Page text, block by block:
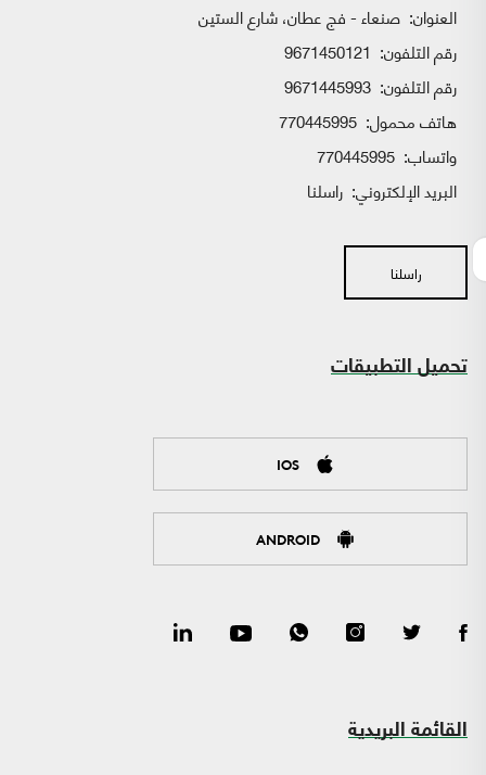
العنوان: صنعاء - فج عطان، شارع الستين
رقم التلفون: 9671450121
رقم التلفون: 9671445993
هاتف محمول: 770445995
واتساب:
البريد الإلكتروني: راسلنا
راسلنا
تحميل التطبيقات
IOS
ANDROID
القائمة البريدية